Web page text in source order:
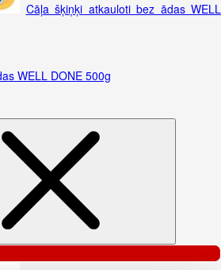
Cāļa šķiņķi atkauloti bez ādas WELL
WELL DONE 500g